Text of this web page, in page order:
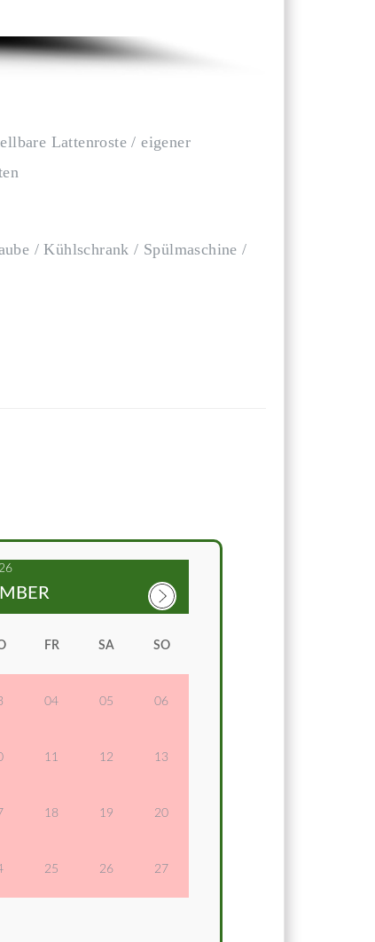
Lattenroste / eigener
/ Kühlschrank / Spülmaschine /
FR SA SO
04 05 06
11 12 13
18 19 20
25 26 27